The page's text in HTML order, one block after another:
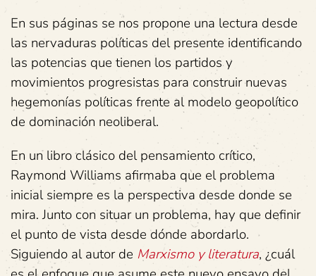
En sus páginas se nos propone una lectura desde
las nervaduras políticas del presente identificando
las potencias que tienen los partidos y
movimientos progresistas para construir nuevas
hegemonías políticas frente al modelo geopolítico
de dominación neoliberal.
En un libro clásico del pensamiento crítico,
Raymond Williams afirmaba que el problema
inicial siempre es la perspectiva desde donde se
mira. Junto con situar un problema, hay que definir
el punto de vista desde dónde abordarlo.
Siguiendo al autor de Marxismo y literatura, ¿cuál